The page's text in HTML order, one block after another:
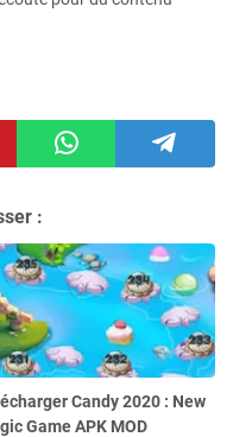
:
Candy 2020 : New
Game APK MOD